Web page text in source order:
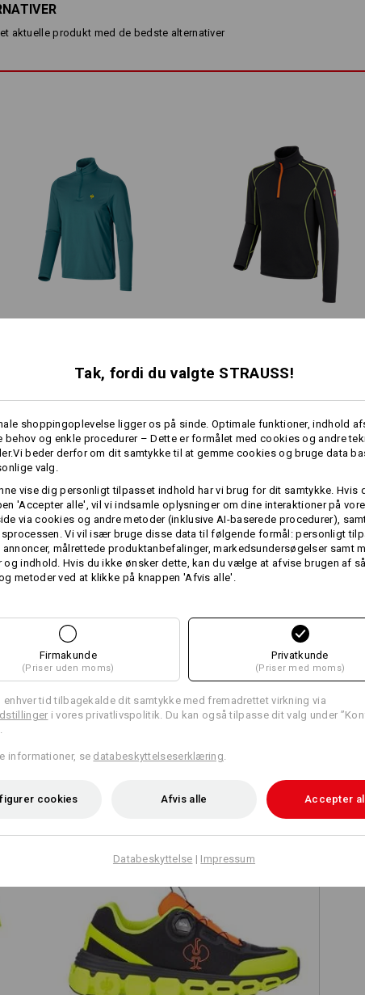
Særdeles let og elastisk
af kraftfulde funktionsfibre
Behageligt kølende, hurtigt
Høj krave med lynlås og
slank pasform
Materiale:
90 % Polyester 10
Klik på knappen "Datablad" for
Datablad
Individualisering:
mere
UV-
har du brug for særlig beskyttelse: UV-stråling påvirker
huden pålideligt mod overdreven solstråling og tilbyder den
Og det uden begrænsninger: Superlet, elastisk og åndbar –
Solbriller Endnu mere UV-beklædning
MERE
= MERE
By eller natur, logistik eller
dagen, er det vigtigt at
funktionsshirts e.s.trail er
øget synlighed og sikkerhed i
aktuelle produkt med de bedste alternativer
+1 anden egenskab +4 yderligere egenskaber
Sammenlign alle detaljer
O1 arbejdssko e.s. Rexburg low
Tak, fordi du valgte STRAUSS!
shoppingoplevelse ligger os på sinde. Optimale funktioner, indhold
behov og enkle procedurer – Dette er formålet med cookies og andre
beder derfor om dit samtykke til at gemme cookies og bruge data
valg.
vise dig personligt tilpasset indhold har vi brug for dit samtykke. Hvis
'Accepter alle', vil vi indsamle oplysninger om dine interaktioner på
via cookies og andre metoder (inklusive AI-baserede procedurer),
Vi vil især bruge disse data til følgende formål: personligt
målrettede produktanbefalinger, markedsundersøgelser samt
og indhold. Hvis du ikke ønsker dette, kan du vælge at afvise brugen af
metoder ved at klikke på knappen 'Afvis alle'.
Firmakunde
(Priser uden moms)
Privatkunde
(Priser med moms)
enhver tid tilbagekalde dit samtykke med fremadrettet virkning via
i vores privatlivspolitik. Du kan også tilpasse dit valg under
informationer, se databeskyttelseserklæring
cookies Afvis alle Accepter
Databeskyttelse | Impressum